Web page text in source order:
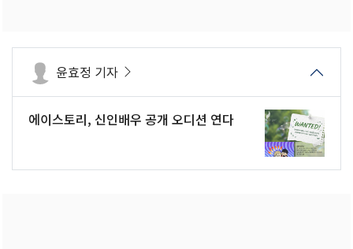
윤효정 기자
에이스토리, 신인배우 공개 오디션 연다